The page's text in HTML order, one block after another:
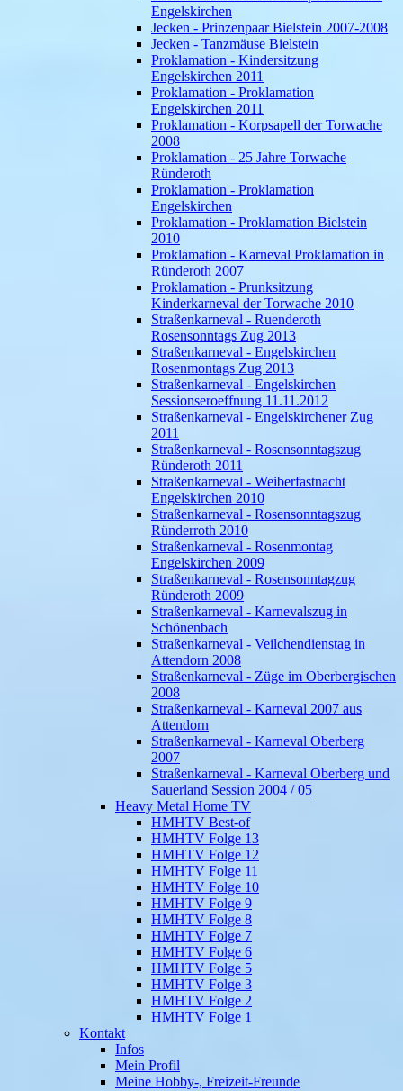
Engelskirchen
Jecken - Prinzenpaar Bielstein 2007-2008
Jecken - Tanzmäuse Bielstein
Proklamation - Kindersitzung
Engelskirchen 2011
Proklamation - Proklamation
Engelskirchen 2011
Proklamation - Korpsapell der Torwache
2008
Proklamation - 25 Jahre Torwache
Ründeroth
Proklamation - Proklamation
Engelskirchen
Proklamation - Proklamation Bielstein
2010
Proklamation - Karneval Proklamation in
Ründeroth 2007
Proklamation - Prunksitzung
Kinderkarneval der Torwache 2010
Straßenkarneval - Ruenderoth
Rosensonntags Zug 2013
Straßenkarneval - Engelskirchen
Rosenmontags Zug 2013
Straßenkarneval - Engelskirchen
Sessionseroeffnung 11.11.2012
Straßenkarneval - Engelskirchener Zug
2011
Straßenkarneval - Rosensonntagszug
Ründeroth 2011
Straßenkarneval - Weiberfastnacht
Engelskirchen 2010
Straßenkarneval - Rosensonntagszug
Ründerroth 2010
Straßenkarneval - Rosenmontag
Engelskirchen 2009
Straßenkarneval - Rosensonntagzug
Ründeroth 2009
Straßenkarneval - Karnevalszug in
Schönenbach
Straßenkarneval - Veilchendienstag in
Attendorn 2008
Straßenkarneval - Züge im Oberbergischen
2008
Straßenkarneval - Karneval 2007 aus
Attendorn
Straßenkarneval - Karneval Oberberg
2007
Straßenkarneval - Karneval Oberberg und
Sauerland Session 2004 / 05
Heavy Metal Home TV
HMHTV Best-of
HMHTV Folge 13
HMHTV Folge 12
HMHTV Folge 11
HMHTV Folge 10
HMHTV Folge 9
HMHTV Folge 8
HMHTV Folge 7
HMHTV Folge 6
HMHTV Folge 5
HMHTV Folge 3
HMHTV Folge 2
HMHTV Folge 1
Kontakt
Infos
Mein Profil
Meine Hobby-, Freizeit-Freunde